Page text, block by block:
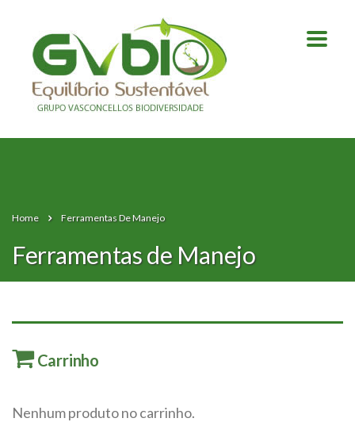
Home Ferramentas De Manejo
Ferramentas de Manejo
Carrinho
Nenhum produto no carrinho.